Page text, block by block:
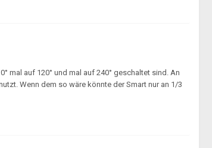
mal auf 120° und mal auf 240° geschaltet sind. An
Wenn dem so wäre könnte der Smart nur an 1/3